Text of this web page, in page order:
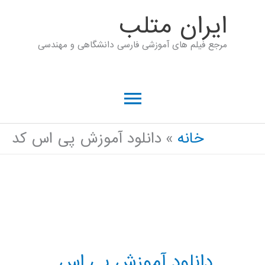
ايران متلب
مرجع فیلم های آموزشی فارسی دانشگاهی و مهندسی
فهرست
اصلی
خانه دانلود آموزش پی اس کد